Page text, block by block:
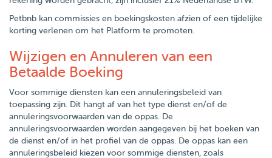
Petbnb kan commissies en boekingskosten afzien of een tijdelijke
korting verlenen om het Platform te promoten.
Wijzigen en Annuleren van een
Betaalde Boeking
Voor sommige diensten kan een annuleringsbeleid van
toepassing zijn. Dit hangt af van het type dienst en/of de
annuleringsvoorwaarden van de oppas. De
annuleringsvoorwaarden worden aangegeven bij het boeken van
de dienst en/of in het profiel van de oppas. De oppas kan een
annuleringsbeleid kiezen voor sommige diensten, zoals